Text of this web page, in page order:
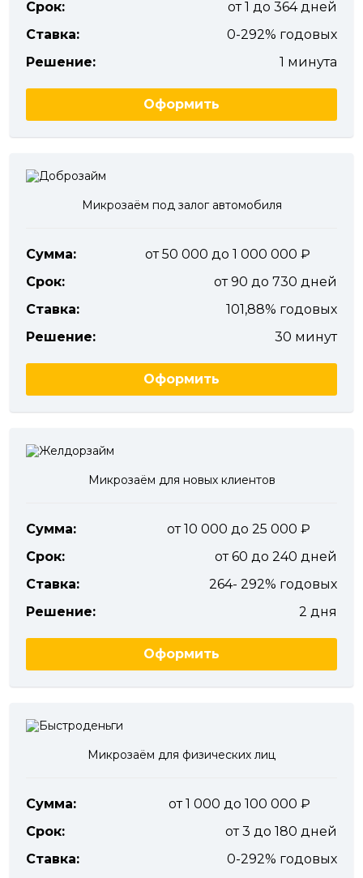
Срок:
от 1 до 364 дней
Ставка:
0-292% годовых
Решение:
1 минута
Оформить
Микрозаём под залог автомобиля
Сумма:
от 50 000 до 1 000 000
Срок:
от 90 до 730 дней
Ставка:
101,88% годовых
Решение:
30 минут
Оформить
Микрозаём для новых клиентов
Сумма:
от 10 000 до 25 000
Срок:
от 60 до 240 дней
Ставка:
264- 292% годовых
Решение:
2 дня
Оформить
Микрозаём для физических лиц
Сумма:
от 1 000 до 100 000
Срок:
от 3 до 180 дней
Ставка:
0-292% годовых